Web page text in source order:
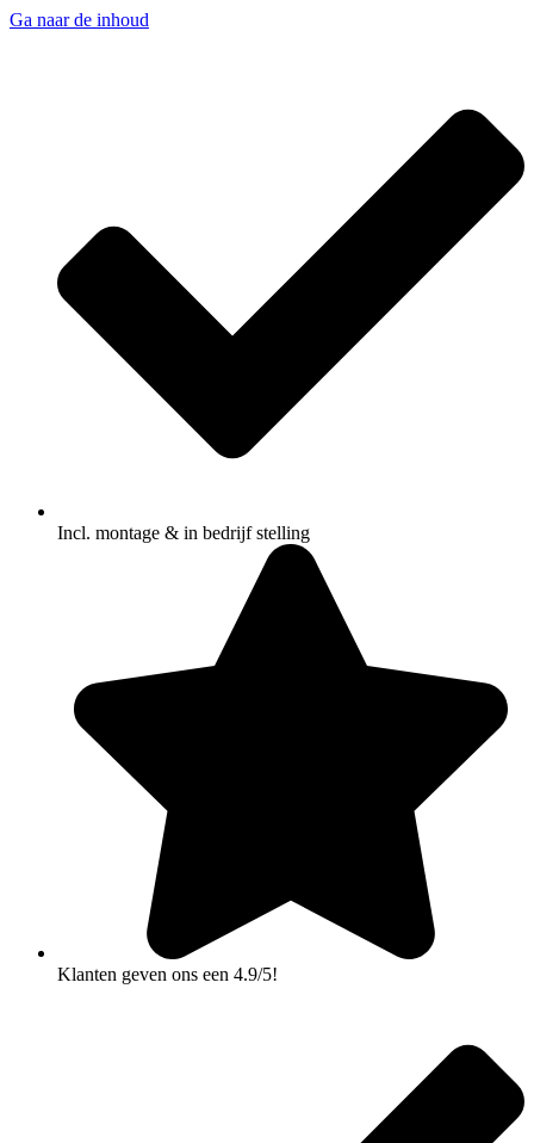
Ga naar de inhoud
Incl. montage & in bedrijf stelling
Klanten geven ons een 4.9/5!